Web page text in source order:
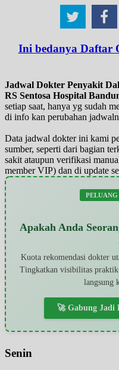
Ini bedanya Daftar
Jadwal Dokter Penyakit
RS Sentosa Hospital
setiap saat, hanya yg sudah
di info kan perubahan
Data jadwal dokter ini kami
sumber, seperti dari bagian
sakit ataupun verifikasi
member VIP) dan di update
PELUANG
Apakah Anda
Kuota rekomendasi dokter
Tingkatkan visibilitas praktik
langsung
🚀 Gabung Jadi
Senin